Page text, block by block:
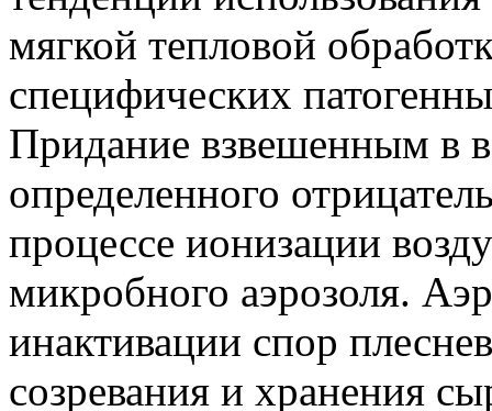
мягкой тепловой
специфических
Придание взвешенным в
определенного
процессе ионизации
микробного аэрозоля.
инактивации спор
созревания и хранения